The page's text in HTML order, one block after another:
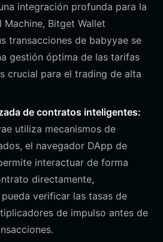
integración profunda para la
Machine, Bitget Wallet
transacciones de babyyae se
gestión óptima de las tarifas
crucial para el trading de alta
de contratos inteligentes:
utiliza mecanismos de
el navegador DApp de
interactuar de forma
directamente,
verificar las tasas de
de impulso antes de